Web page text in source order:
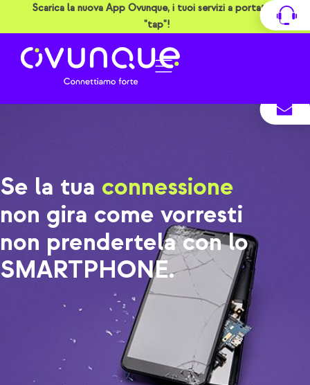
Scarica la nuova App Ovunque, i tuoi servizi a portata di
"tap"!
Se la tua connessione
non gira come vorresti
non prendertela con lo
SMARTPHONE.